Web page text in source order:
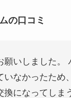
の口コミ
願いしました。
いなかったため
換になってしま